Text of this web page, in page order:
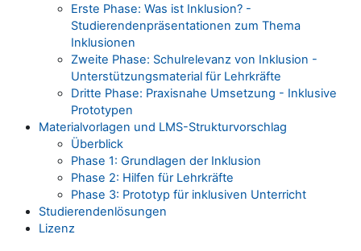
Erste Phase: Was ist Inklusion? -
Studierendenpräsentationen zum Thema
Inklusionen
Zweite Phase: Schulrelevanz von Inklusion -
Unterstützungsmaterial für Lehrkräfte
Dritte Phase: Praxisnahe Umsetzung - Inklusive
Prototypen
Materialvorlagen und LMS-Strukturvorschlag
Überblick
Phase 1: Grundlagen der Inklusion
Phase 2: Hilfen für Lehrkräfte
Phase 3: Prototyp für inklusiven Unterricht
Studierendenlösungen
Lizenz